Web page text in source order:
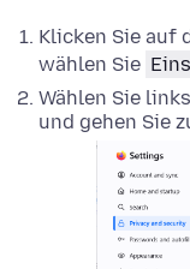
Klicken Sie auf
wählen Sie
Wählen Sie links
und gehen Sie